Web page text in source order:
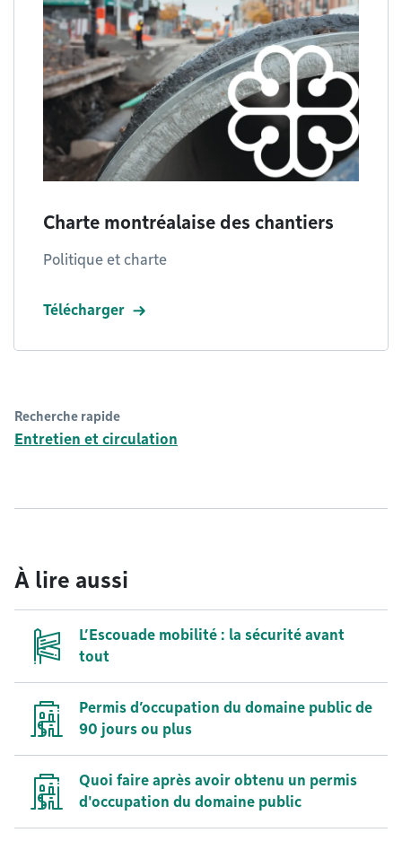
Charte montréalaise des chantiers
Politique et charte
Télécharger
Recherche rapide
Entretien et circulation
À lire aussi
L’Escouade mobilité : la sécurité avant
tout
Permis d’occupation du domaine public de
90 jours ou plus
Quoi faire après avoir obtenu un permis
d'occupation du domaine public